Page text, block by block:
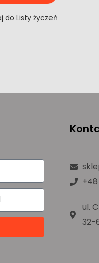
do Listy życzeń
+48
ul.
32-